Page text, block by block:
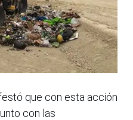
que con esta acción
con las